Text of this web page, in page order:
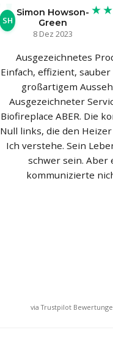
SH
Simon Howson-
Green
8 Dez 2023
Ausgezeichnetes
Einfach, effizient,
großartigem
Ausgezeichneter
Biofireplace ABER. Die
Null links, die den
Ich verstehe. Sein
schwer sein. Aber
kommunizierte
via Trustpilot